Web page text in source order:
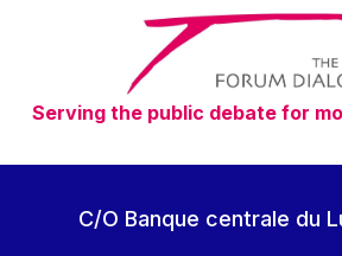
Vaclav Klaus
Vassilios Skouris
Vítor Manuel da Silva
Viviane Reding
Walter Hagg
Serving the public debate for
C/O Banque centrale du